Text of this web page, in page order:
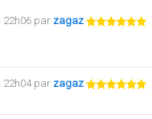
22h06 par zagaz
22h04 par zagaz